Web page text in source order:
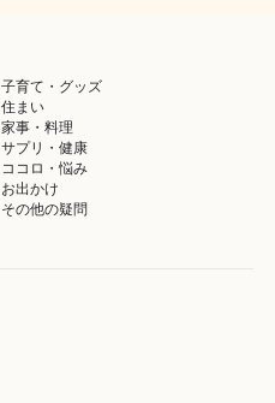
子育て・グッズ
住まい
家事・料理
サプリ・健康
ココロ・悩み
お出かけ
その他の疑問